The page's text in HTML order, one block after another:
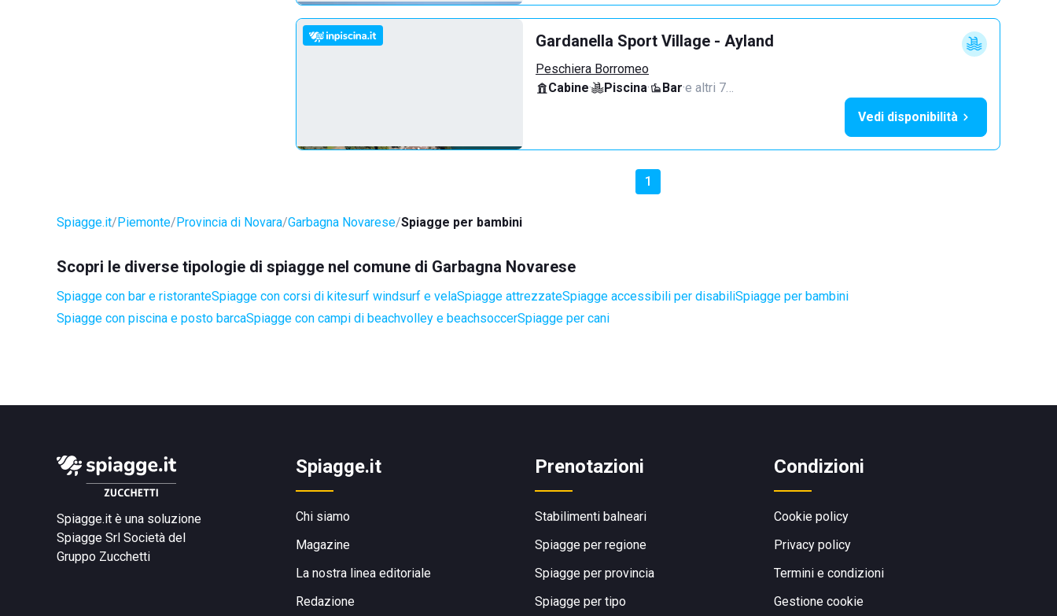
Gardanella Sport Village - Ayland
Peschiera Borromeo
Cabine· Piscina· Bar·e altri 7…
Vedi disponibilità
1
Spiagge.it Piemonte Provincia di Novara Garbagna Novarese Spiagge per bambini
Scopri le diverse tipologie di spiagge nel comune di Garbagna Novarese
Spiagge con bar e ristoranteSpiagge con corsi di kitesurf windsurf e velaSpiagge attrezzateSpiagge accessibili per disabiliSpiagge per bambini
Spiagge con piscina e posto barcaSpiagge con campi di beachvolley e beachsoccerSpiagge per cani
Spiagge.it è una soluzione
Spiagge Srl Società del
Gruppo Zucchetti
Spiagge.it
Chi siamo
Magazine
La nostra linea editoriale
Redazione
Prenotazioni
Stabilimenti balneari
Spiagge per regione
Spiagge per provincia
Spiagge per tipo
Condizioni
Cookie policy
Privacy policy
Termini e condizioni
Gestione cookie